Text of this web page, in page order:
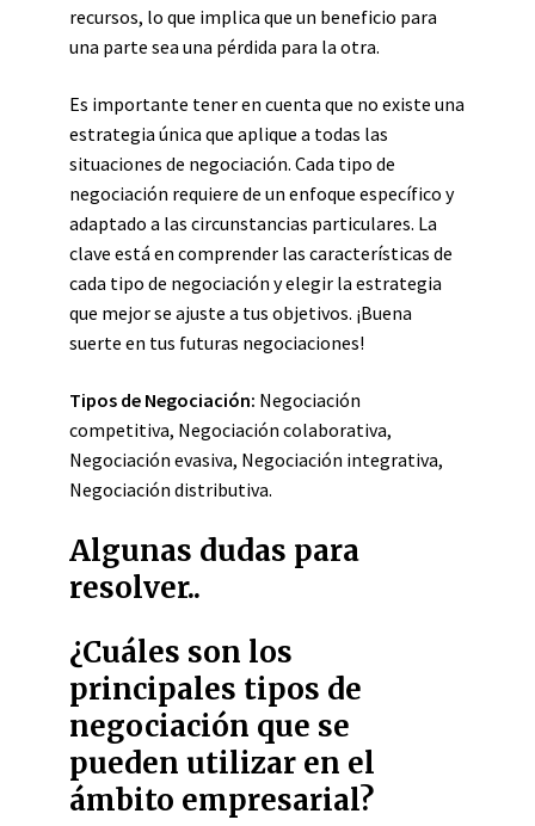
recursos, lo que implica que un beneficio para
una parte sea una pérdida para la otra.
Es importante tener en cuenta que no existe una
estrategia única que aplique a todas las
situaciones de negociación. Cada tipo de
negociación requiere de un enfoque específico y
adaptado a las circunstancias particulares. La
clave está en comprender las características de
cada tipo de negociación y elegir la estrategia
que mejor se ajuste a tus objetivos. ¡Buena
suerte en tus futuras negociaciones!
Tipos de Negociación: Negociación
competitiva, Negociación colaborativa,
Negociación evasiva, Negociación integrativa,
Negociación distributiva.
Algunas dudas para
resolver..
¿Cuáles son los
principales tipos de
negociación que se
pueden utilizar en el
ámbito empresarial?